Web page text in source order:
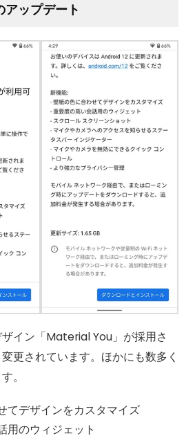
ップデート
イン「Material You」が採用さ
更されています。ほかにも数多く
。
てデザインをカスタマイズ
用のウィジェット